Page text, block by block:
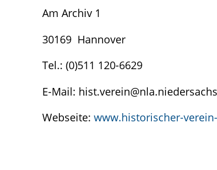
Am Archiv 1
30169 Hannover
Tel.: (0)511 120-6629
E-Mail:
Webseite: www.historischer-